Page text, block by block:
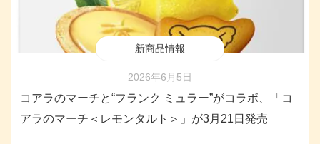
新商品情報
2026年6月5日
コアラのマーチと“フランク ミュラー”がコラボ、「コ
アラのマーチ＜レモンタルト＞」が3月21日発売